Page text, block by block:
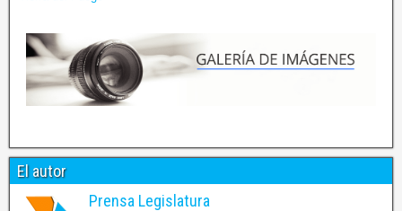
El autor
Prensa Legislatura